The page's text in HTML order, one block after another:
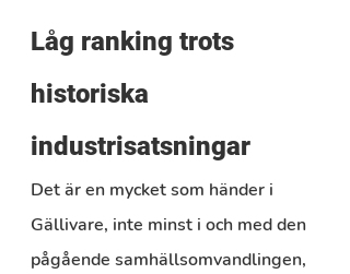
Låg ranking trots
historiska
industrisatsningar
Det är en mycket som händer i
Gällivare, inte minst i och med den
pågående samhällsomvandlingen,